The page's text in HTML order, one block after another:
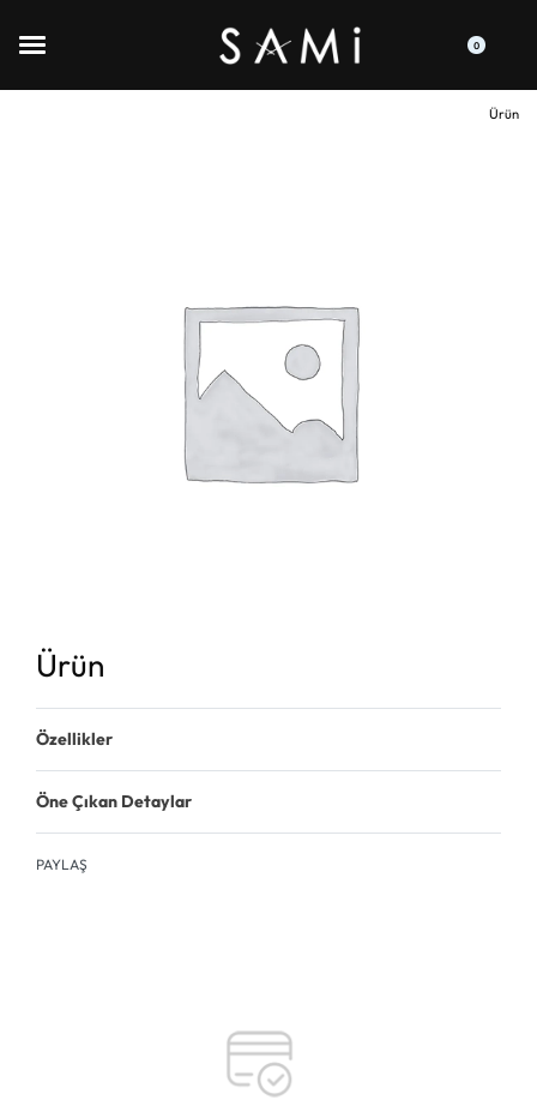
0
Ürün
Ürün
Özellikler
Öne Çıkan Detaylar
PAYLAŞ